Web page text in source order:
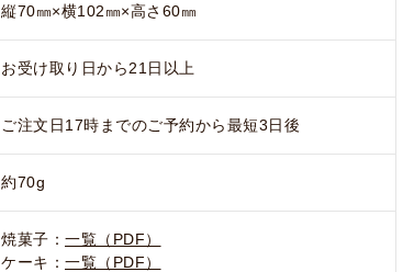
縦70㎜×横102㎜×高さ60㎜
お受け取り日から21日以上
ご注文日17時までのご予約から最短3日後
約70g
焼菓子： 一覧（PDF）
ケーキ： 一覧（PDF）